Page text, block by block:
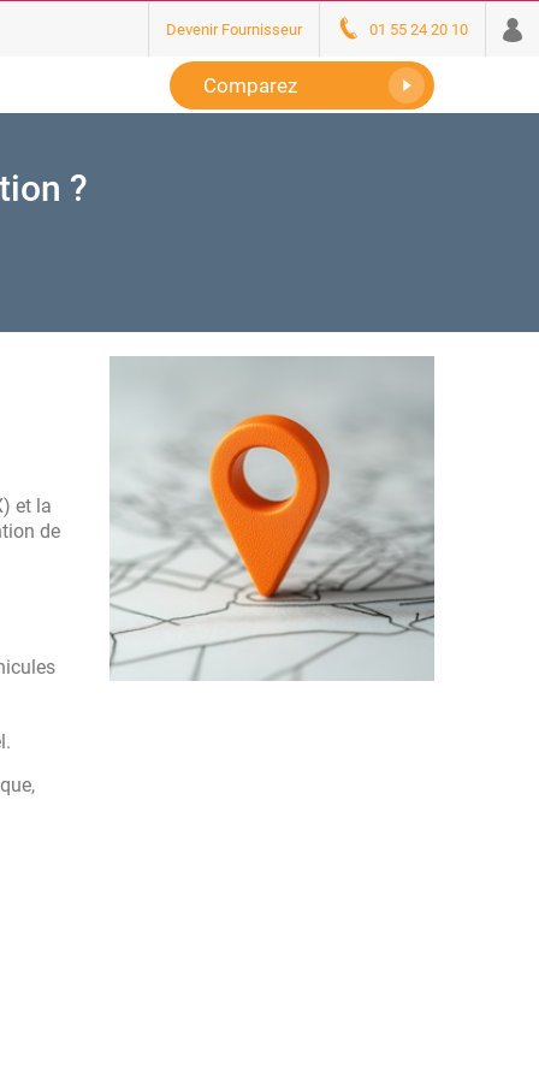
Devenir Fournisseur 01 55 24 20 10
Comparez
?
et la
de